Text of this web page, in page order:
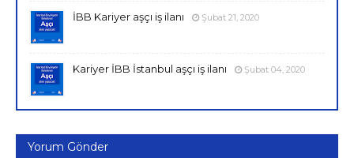
İBB Kariyer aşçı iş ilanı Şubat 21, 2020
Kariyer İBB İstanbul aşçı iş ilanı Şubat 04, 2020
Yorum Gönder